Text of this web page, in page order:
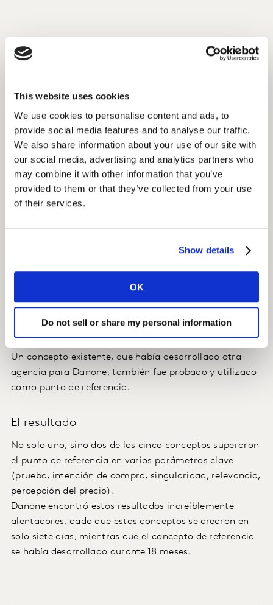
This website uses cookies
We use cookies to personalise content and ads, to
provide social media features and to analyse our traffic.
We also share information about your use of our site with
our social media, advertising and analytics partners who
may combine it with other information that you’ve
provided to them or that they’ve collected from your use
of their services.
Show details
OK
Do not sell or share my personal information
El insight
crecimiento para Activia entre su público objetivo de
mujeres modernas y preocupadas por la salud. Se
priorizaron tres insights clave en línea con la estrategia
de la marca.
Estos insights se tradujeron en un concurso de co-
creación, que se publicó en una comunidad global de
más de 325.000 creadores en todo el mundo. Se
la textura, el envase, los beneficios, etc.
objetivo de Activia en los EE.UU., un mercado clave
para la marca en términos de potencial de
Un concepto existente, que había desarrollado otra
agencia para Danone, también fue probado y utilizado
como punto de referencia.
El resultado
No solo uno, sino dos de los cinco conceptos superaron
el punto de referencia en varios parámetros clave
(prueba, intención de compra, singularidad, relevancia,
percepción del precio).
Danone encontró estos resultados increíblemente
alentadores, dado que estos conceptos se crearon en
solo siete días, mientras que el concepto de referencia
se había desarrollado durante 18 meses.